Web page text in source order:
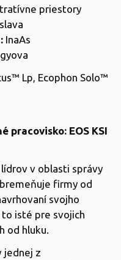
priestory
InaAs
Lp, Ecophon Solo™
pracovisko: EOS KSI
lídrov v oblasti správy
firmy od
svojho
isté pre svojich
od hluku.
jednej z